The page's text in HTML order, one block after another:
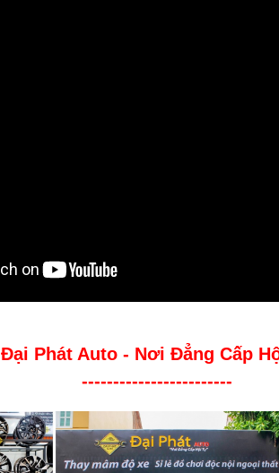
Đại Phát Auto - Nơi Đẳng Cấp
------------------------